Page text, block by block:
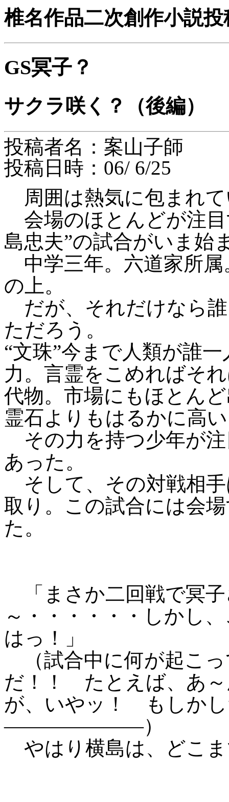
椎名作品二次創作小説投
GS冥子？
サクラ咲く？（後編）
投稿者名：案山子師
投稿日時：06/ 6/25
周囲は熱気に包まれ
会場のほとんどが注目
島忠夫”の試合がいま始
中学三年。六道家所属
の上。
だが、それだけなら
ただろう。
“文珠”今まで人類が誰
力。言霊をこめればそ
代物。市場にもほとん
霊石よりもはるかに高
その力を持つ少年が
あった。
そして、その対戦相
取り。この試合には会
た。
「まさか二回戦で冥
～・・・・・・しかし
はっ！」
（試合中に何が起こ
だ！！ たとえば、あ
が、いやッ！ もしか
―――――――）
やはり横島は、どこ